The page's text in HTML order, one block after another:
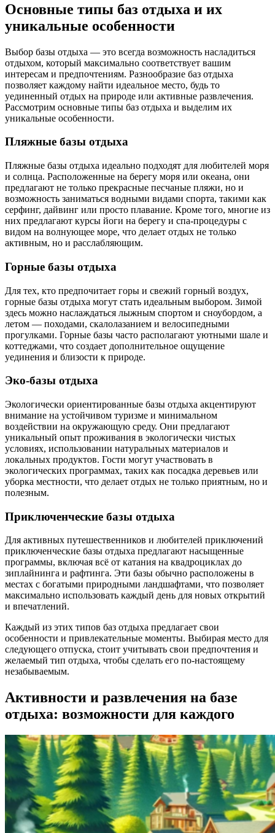
Основные типы баз отдыха и их
уникальные особенности
Выбор базы отдыха — это всегда возможность насладиться
отдыхом, который максимально соответствует вашим
интересам и предпочтениям. Разнообразие баз отдыха
позволяет каждому найти идеальное место, будь то
уединенный отдых на природе или активные развлечения.
Рассмотрим основные типы баз отдыха и выделим их
уникальные особенности.
Пляжные базы отдыха
Пляжные базы отдыха идеально подходят для любителей моря
и солнца. Расположенные на берегу моря или океана, они
предлагают не только прекрасные песчаные пляжи, но и
возможность заниматься водными видами спорта, такими как
серфинг, дайвинг или просто плавание. Кроме того, многие из
них предлагают курсы йоги на берегу и спа-процедуры с
видом на волнующее море, что делает отдых не только
активным, но и расслабляющим.
Горные базы отдыха
Для тех, кто предпочитает горы и свежий горный воздух,
горные базы отдыха могут стать идеальным выбором. Зимой
здесь можно наслаждаться лыжным спортом и сноубордом, а
летом — походами, скалолазанием и велосипедными
прогулками. Горные базы часто располагают уютными шале и
коттеджами, что создает дополнительное ощущение
уединения и близости к природе.
Эко-базы отдыха
Экологически ориентированные базы отдыха акцентируют
внимание на устойчивом туризме и минимальном
воздействии на окружающую среду. Они предлагают
уникальный опыт проживания в экологически чистых
условиях, использовании натуральных материалов и
локальных продуктов. Гости могут участвовать в
экологических программах, таких как посадка деревьев или
уборка местности, что делает отдых не только приятным, но и
полезным.
Приключенческие базы отдыха
Для активных путешественников и любителей приключений
приключенческие базы отдыха предлагают насыщенные
программы, включая всё от катания на квадроциклах до
зиплайнинга и рафтинга. Эти базы обычно расположены в
местах с богатыми природными ландшафтами, что позволяет
максимально использовать каждый день для новых открытий
и впечатлений.
Каждый из этих типов баз отдыха предлагает свои
особенности и привлекательные моменты. Выбирая место для
следующего отпуска, стоит учитывать свои предпочтения и
желаемый тип отдыха, чтобы сделать его по-настоящему
незабываемым.
Активности и развлечения на базе
отдыха: возможности для каждого